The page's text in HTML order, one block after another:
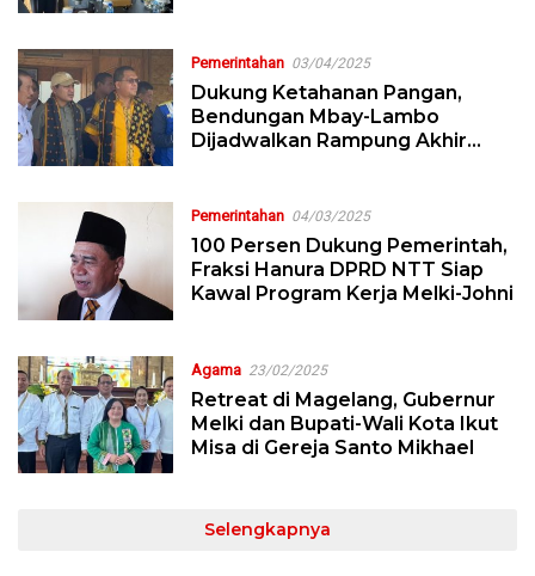
Pemerintahan 03/04/2025
Dukung Ketahanan Pangan,
Bendungan Mbay-Lambo
Dijadwalkan Rampung Akhir
Pemerintahan 04/03/2025
100 Persen Dukung Pemerintah,
Fraksi Hanura DPRD NTT Siap
Kawal Program Kerja Melki-Johni
Agama 23/02/2025
Retreat di Magelang, Gubernur
Melki dan Bupati-Wali Kota Ikut
Misa di Gereja Santo Mikhael
Selengkapnya